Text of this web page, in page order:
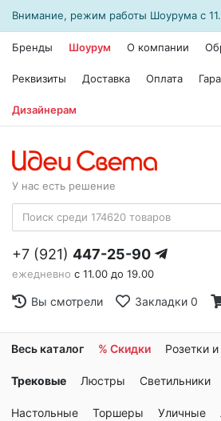
Внимание, режим работы Шоурума с
Бренды Шоурум О компании
Реквизиты Доставка Оплата
Дизайнерам
У нас есть решение
+7 (921) 447-25-90
ежедневно с 11.00 до 19.00
Вы смотрели Закладки 0
Весь каталог % Скидки Розетки
Трековые Люстры Светильники
Настольные Торшеры Уличные